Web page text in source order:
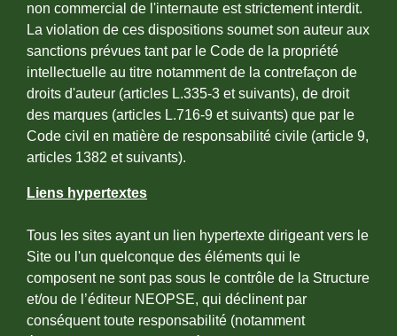
non commercial de l'internaute est strictement interdit.
La violation de ces dispositions soumet son auteur aux
sanctions prévues tant par le Code de la propriété
intellectuelle au titre notamment de la contrefaçon de
droits d'auteur (articles L.335-3 et suivants), de droit
des marques (articles L.716-9 et suivants) que par le
Code civil en matière de responsabilité civile (article 9,
articles 1382 et suivants).
Liens hypertextes
Tous les sites ayant un lien hypertexte dirigeant vers le
Site ou l'un quelconque des éléments qui le
composent ne sont pas sous le contrôle de la Structure
et/ou de l’éditeur NEOPSE, qui déclinent par
conséquent toute responsabilité (notamment